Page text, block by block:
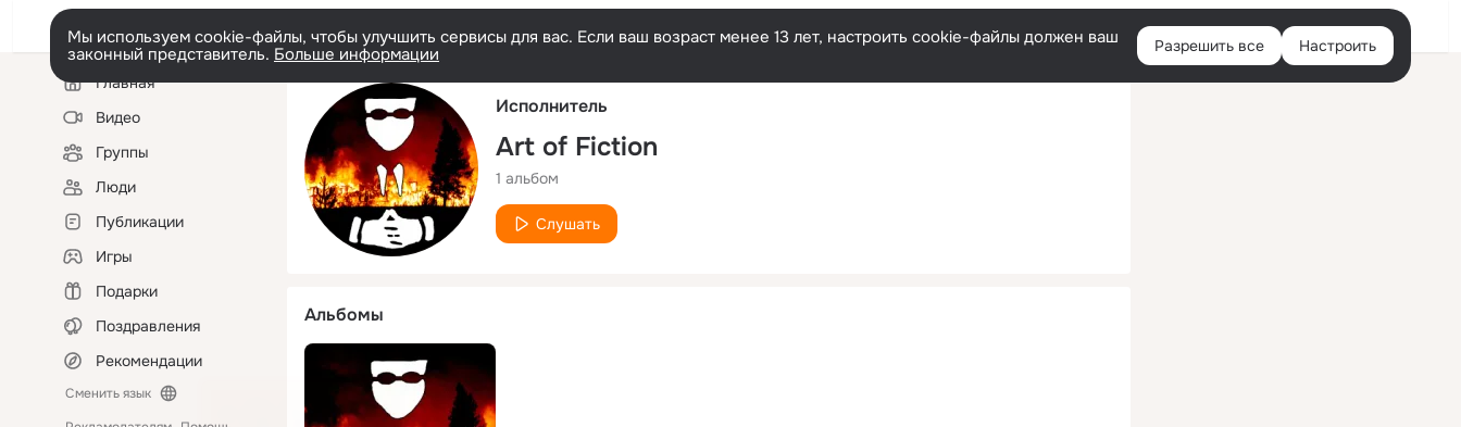
Русский Войти
Мы используем cookie-файлы, чтобы улучшить сервисы для вас. Если ваш возраст менее 13 лет, настроить cookie-файлы должен ваш
законный представитель. Больше информации Разрешить все Настроить
Левая
колонкаГлавная
Видео
Группы
Люди
Публикации
Игры
Подарки
Поздравления
Рекомендации
Сменить язык
Исполнитель
Art of Fiction
1 альбом
Слушать
Альбомы